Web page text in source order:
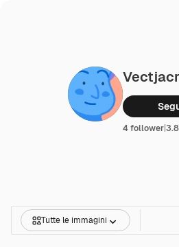
4 follower|
Tutte le immagini